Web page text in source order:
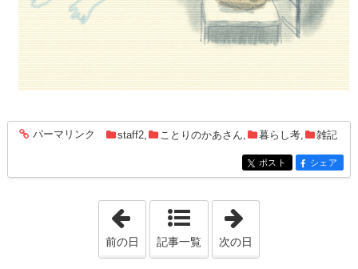
entry1392
パーマリンク staff2, ことりのかあさん 暮らし考, 雑記
entry1392
ポスト entry1392
シェア
「2024年7月 5日」
前の日 記事一覧 次の日